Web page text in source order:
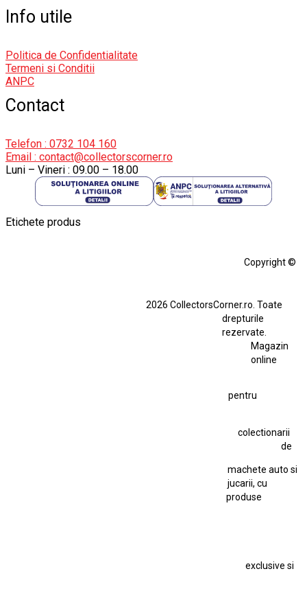
Info utile
Politica de Confidentialitate
Termeni si Conditii
ANPC
Contact
Telefon : 0732 104 160
Email : contact@collectorscorner.ro
Luni – Vineri : 09.00 – 18.00
Etichete produs
Copyright ©
2026 CollectorsCorner.ro. Toate
drepturile
rezervate.
Magazin
online
pentru
colectionarii
de
machete auto si
jucarii, cu
produse
exclusive si